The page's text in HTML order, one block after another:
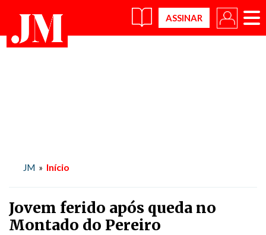
×
JM » Início
Jovem ferido após queda no
Montado do Pereiro